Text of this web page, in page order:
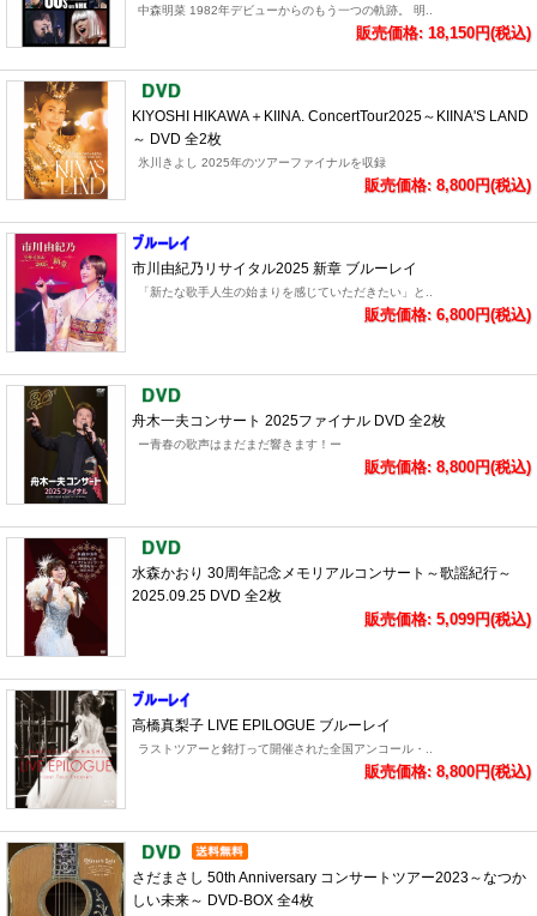
中森明菜 1982年デビューからのもう一つの軌跡。 明..
販売価格: 18,150円(税込)
KIYOSHI HIKAWA＋KIINA. ConcertTour2025～KIINA'S LAND
～ DVD 全2枚
氷川きよし 2025年のツアーファイナルを収録
販売価格: 8,800円(税込)
市川由紀乃リサイタル2025 新章 ブルーレイ
「新たな歌手人生の始まりを感じていただきたい」と..
販売価格: 6,800円(税込)
舟木一夫コンサート 2025ファイナル DVD 全2枚
ー青春の歌声はまだまだ響きます！ー
販売価格: 8,800円(税込)
水森かおり 30周年記念メモリアルコンサート～歌謡紀行～
2025.09.25 DVD 全2枚
販売価格: 5,099円(税込)
高橋真梨子 LIVE EPILOGUE ブルーレイ
ラストツアーと銘打って開催された全国アンコール・..
販売価格: 8,800円(税込)
さだまさし 50th Anniversary コンサートツアー2023～なつか
しい未来～ DVD-BOX 全4枚